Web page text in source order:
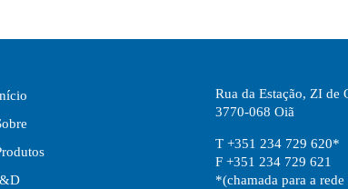
Rua da Estação, ZI de
3770-068 Oiã
T +351 234 729 620*
F +351 234 729 621
*(chamada para a